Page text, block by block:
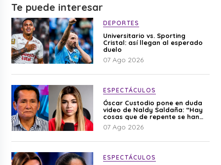
Te puede interesar
DEPORTES
Universitario vs. Sporting
Cristal: así llegan al esperado
duelo
07 Ago 2026
ESPECTÁCULOS
Óscar Custodio pone en duda
video de Naldy Saldaña: “Hay
cosas que de repente se han
editado”
07 Ago 2026
ESPECTÁCULOS